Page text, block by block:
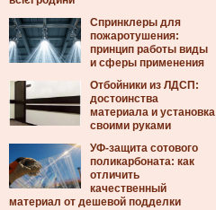
Спринклеры для
пожаротушения:
принцип работы виды
и сферы применения
Отбойники из ЛДСП:
достоинства
материала и установка
своими руками
УФ-защита сотового
поликарбоната: как
отличить
качественный
материал от дешевой подделки